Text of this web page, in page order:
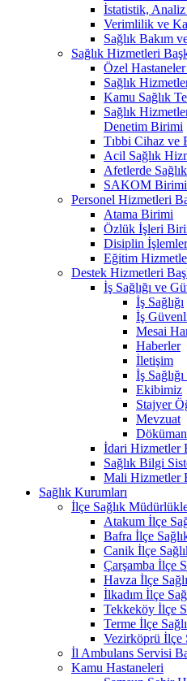
İstatistik,
Verimlilik ve
Sağlık Bakım
Sağlık Hizmetleri
Özel
Sağlık
Kamu Sağlık
Sağlık
Denetim Birimi
Tıbbi Cihaz ve
Acil Sağlık
Afetlerde
SAKOM Birimi
Personel Hizmetleri
Atama Birimi
Özlük İşleri
Disiplin
Eğitim
Destek Hizmetleri
İş Sağlığı ve
İş Sağlığı
İş
Mesai
Haberler
İletişim
İş
Ekibimiz
Stajyer
Mevzuat
İdari Hizmetler
Sağlık Bilgi
Mali Hizmetler
Sağlık Kurumları
İlçe Sağlık
Atakum İlçe
Bafra İlçe
Canik İlçe
Çarşamba İlçe
Havza İlçe
İlkadım İlçe
Tekkeköy İlçe
Terme İlçe
Vezirköprü İlçe
İl Ambulans Servisi
Kamu Hastaneleri